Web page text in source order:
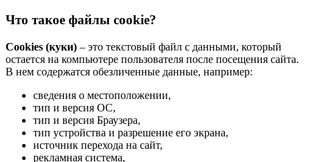
Что такое файлы cookie?
Cookies (куки) – это текстовый файл с данными, который
остается на компьютере пользователя после посещения сайта.
В нем содержатся обезличенные данные, например:
сведения о местоположении,
тип и версия ОС,
тип и версия Браузера,
тип устройства и разрешение его экрана,
источник перехода на сайт,
рекламная система,